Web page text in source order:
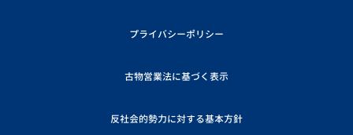
プライバシーポリシー
古物営業法に基づく表示
反社会的勢力に対する基本方針